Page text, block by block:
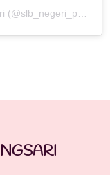
A post shared by Slb Negeri Panggungsari (@slb_negeri_panggungsari)